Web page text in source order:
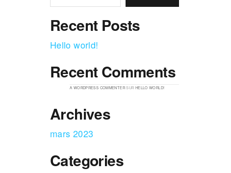
Recent Posts
Hello world!
Recent Comments
A WORDPRESS COMMENTERSUR HELLO WORLD!
Archives
mars 2023
Categories